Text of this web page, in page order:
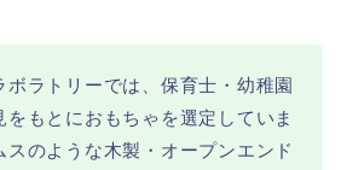
ボラトリーでは、保育士・幼稚園
をもとにおもちゃを選定していま
スのような木製・オープンエンド